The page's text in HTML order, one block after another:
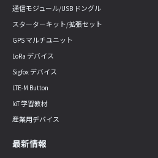
通信モジュール/USB ドングル
スターターキット/拡張セット
GPS マルチユニット
LoRa デバイス
Sigfox デバイス
LTE-M Button
IoT 学習教材
産業用デバイス
最新情報